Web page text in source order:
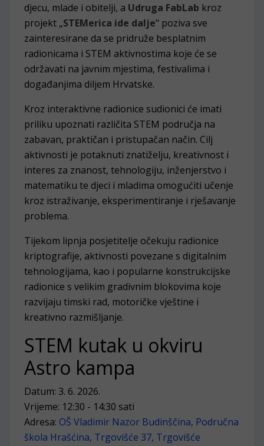
djecu, mlade i obitelji, a Udruga FabLab kroz
projekt „STEMerica ide dalje" poziva sve
zainteresirane da se pridruže besplatnim
radionicama i STEM aktivnostima koje će se
održavati na javnim mjestima, festivalima i
događanjima diljem Hrvatske.
Kroz interaktivne radionice sudionici će imati
priliku upoznati različita STEM područja na
zabavan, praktičan i pristupačan način. Cilj
aktivnosti je potaknuti znatiželju, kreativnost i
interes za znanost, tehnologiju, inženjerstvo i
matematiku te djeci i mladima omogućiti učenje
kroz istraživanje, eksperimentiranje i rješavanje
problema.
Tijekom lipnja posjetitelje očekuju radionice
kriptografije, aktivnosti povezane s digitalnim
tehnologijama, kao i popularne konstrukcijske
radionice s velikim gradivnim blokovima koje
razvijaju timski rad, motoričke vještine i
kreativno razmišljanje.
STEM kutak u okviru
Astro kampa
Datum: 3. 6. 2026.
Vrijeme: 12:30 - 14:30 sati
Adresa: OŠ Vladimir Nazor Budinščina, Područna
škola Hrašćina, Trgovišće 37, Trgovišće